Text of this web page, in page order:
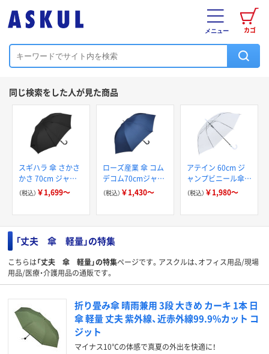
カゴ
メニュー
同じ検索をした人が見た商品
スギハラ 傘 さかさ
かさ 70cm ジャン
プ
（税込） ￥1,699～
ローズ産業 傘 コム
デコム70cmジャン
プ傘無地
（税込） ￥1,430～
アテイン 60cm ジ
ャンプビニール傘
透明 手元
（税込） ￥1,980～
「丈夫 傘 軽量」の特集
こちらは「丈夫 傘 軽量」の特集ページです。アスクルは、オフィス用品/現場
用品/医療・介護用品の通販です。
折り畳み傘 晴雨兼用 3段 大きめ カーキ 1本 日
傘 軽量 丈夫 紫外線、近赤外線99.9%カット コ
ジット
マイナス10℃の体感で真夏の外出を快適に！